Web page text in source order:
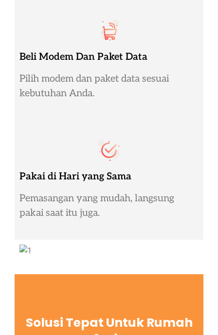
Beli Modem Dan Paket Data
Pilih modem dan paket data sesuai
kebutuhan Anda.
Pakai di Hari yang Sama
Pemasangan yang mudah, langsung
pakai saat itu juga.
Solusi Tepat Untuk Rumah